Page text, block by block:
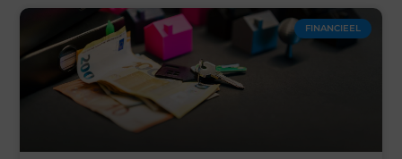
FINANCIEEL